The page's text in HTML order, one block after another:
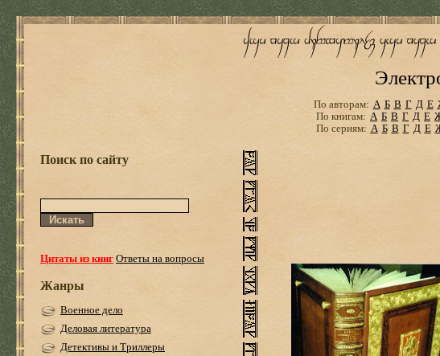
По авторам: А Б В Г Д Е
По книгам: А Б В Г Д Е
По сериям: А Б В Г Д Е
Поиск по сайту
Цитаты из книгОтветы на вопросы
Жанры
Военное дело
Деловая литература
Детективы и Триллеры